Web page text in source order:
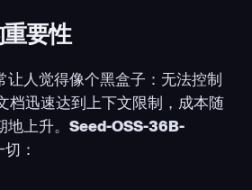
要性
让人觉得像个黑盒子：无法控制
档迅速达到上下文限制，成本随
上升。 Seed-OSS-36B-
：